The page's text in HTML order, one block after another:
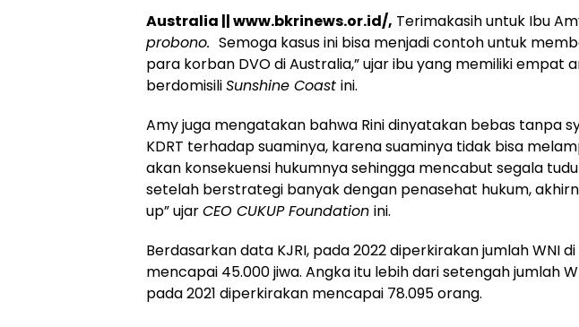
Australia || www.bkrinews.or.id/, Terimakasih untuk Ibu
probono. Semoga kasus ini bisa menjadi contoh untuk
para korban DVO di Australia,” ujar ibu yang memiliki empat
berdomisiliSunshine Coast ini.
Amy juga mengatakan bahwa Rini dinyatakan bebas tanpa
KDRT terhadap suaminya, karena suaminya tidak bisa
akan konsekuensi hukumnya sehingga mencabut segala
setelah berstrategi banyak dengan penasehat hukum,
up” ujarCEO CUKUP Foundation ini.
Berdasarkan data KJRI, pada 2022 diperkirakan jumlah WNI
mencapai 45.000 jiwa. Angka itu lebih dari setengah jumlah
pada 2021 diperkirakan mencapai 78.095 orang.